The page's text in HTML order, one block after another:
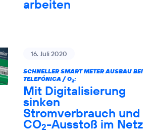
arbeiten
16. Juli 2020
SCHNELLER SMART METER AUSBAU BEI
TELEFÓNICA / O2:
Mit Digitalisierung
sinken
Stromverbrauch und
CO2-Ausstoß im Netz